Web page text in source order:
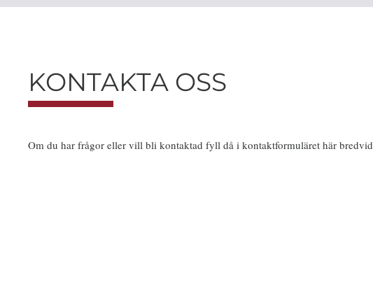
KONTAKTA OSS
Om du har frågor eller vill bli kontaktad fyll då i kontaktformuläret här bredvid